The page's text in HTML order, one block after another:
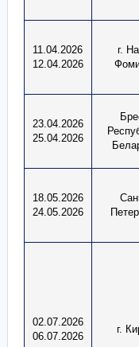
11.04.2026
12.04.2026
г.
23.04.2026
25.04.2026
18.05.2026
24.05.2026
02.07.2026
06.07.2026
г.